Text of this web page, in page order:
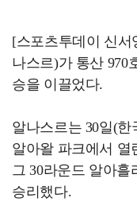
[스포츠투데이 신
나스르)가 통산 970
승을 이끌었다.
알나스르는 30일(
알아왈 파크에서 열
그 30라운드 알아흘
승리했다.